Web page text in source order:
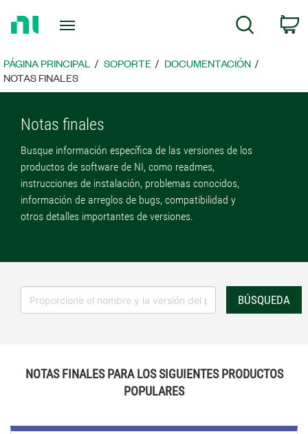
página
principal
Búsqueda
PÁGINA PRINCIPAL SOPORTE
DOCUMENTACIÓN
NOTAS FINALES
Notas finales
Busque información específica de las versiones de los
productos de software de NI, como readmes,
instrucciones de instalación, problemas conocidos,
información de arreglos de bugs, compatibilidad y
otros detalles importantes de versiones.
BÚSQUEDA
NOTAS FINALES PARA LOS SIGUIENTES PRODUCTOS
POPULARES